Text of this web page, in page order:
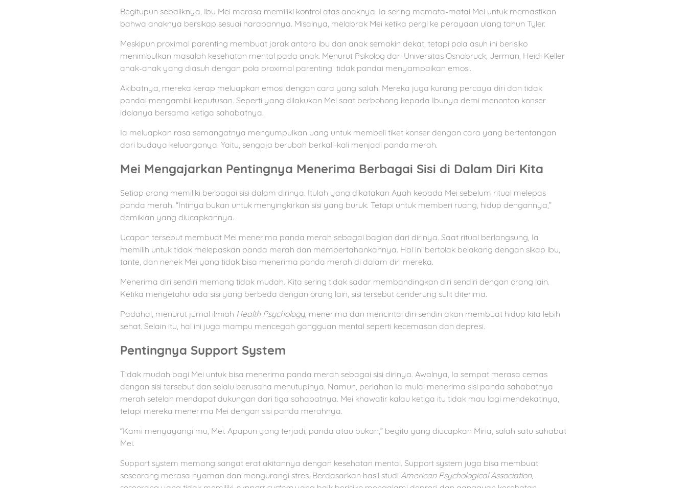
Begitupun sebaliknya, Ibu Mei merasa memiliki kontrol atas anaknya. Ia sering memata-matai Mei untuk memastikan
bahwa anaknya bersikap sesuai harapannya. Misalnya, melabrak Mei ketika pergi ke perayaan ulang tahun Tyler.
Meskipun proximal parenting membuat jarak antara ibu dan anak semakin dekat, tetapi pola asuh ini berisiko
menimbulkan masalah kesehatan mental pada anak. Menurut Psikolog dari Universitas Osnabruck, Jerman, Heidi Keller
anak-anak yang diasuh dengan pola proximal parenting tidak pandai menyampaikan emosi.
Akibatnya, mereka kerap meluapkan emosi dengan cara yang salah. Mereka juga kurang percaya diri dan tidak
pandai mengambil keputusan. Seperti yang dilakukan Mei saat berbohong kepada Ibunya demi menonton konser
idolanya bersama ketiga sahabatnya.
Ia meluapkan rasa semangatnya mengumpulkan uang untuk membeli tiket konser dengan cara yang bertentangan
dari budaya keluarganya. Yaitu, sengaja berubah berkali-kali menjadi panda merah.
Mei Mengajarkan Pentingnya Menerima Berbagai Sisi di Dalam Diri Kita
Setiap orang memiliki berbagai sisi dalam dirinya. Itulah yang dikatakan Ayah kepada Mei sebelum ritual melepas
panda merah. “Intinya bukan untuk menyingkirkan sisi yang buruk. Tetapi untuk memberi ruang, hidup dengannya,”
demikian yang diucapkannya.
Ucapan tersebut membuat Mei menerima panda merah sebagai bagian dari dirinya. Saat ritual berlangsung, Ia
memilih untuk tidak melepaskan panda merah dan mempertahankannya. Hal ini bertolak belakang dengan sikap ibu,
tante, dan nenek Mei yang tidak bisa menerima panda merah di dalam diri mereka.
Menerima diri sendiri memang tidak mudah. Kita sering tidak sadar membandingkan diri sendiri dengan orang lain.
Ketika mengetahui ada sisi yang berbeda dengan orang lain, sisi tersebut cenderung sulit diterima.
Padahal, menurut jurnal ilmiah Health Psychology, menerima dan mencintai diri sendiri akan membuat hidup kita lebih
sehat. Selain itu, hal ini juga mampu mencegah gangguan mental seperti kecemasan dan depresi.
Pentingnya Support System
Tidak mudah bagi Mei untuk bisa menerima panda merah sebagai sisi dirinya. Awalnya, Ia sempat merasa cemas
dengan sisi tersebut dan selalu berusaha menutupinya. Namun, perlahan Ia mulai menerima sisi panda sahabatnya
merah setelah mendapat dukungan dari tiga sahabatnya. Mei khawatir kalau ketiga itu tidak mau lagi mendekatinya,
tetapi mereka menerima Mei dengan sisi panda merahnya.
“Kami menyayangi mu, Mei. Apapun yang terjadi, panda atau bukan,” begitu yang diucapkan Miria, salah satu sahabat
Mei.
Support system memang sangat erat akitannya dengan kesehatan mental. Support system juga bisa membuat
seseorang merasa nyaman dan mengurangi stres. Berdasarkan hasil studi American Psychological Association,